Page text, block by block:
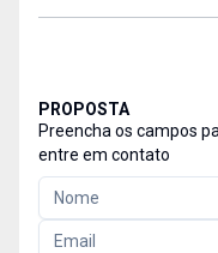
PROPOSTA
Preencha os campos
entre em contato